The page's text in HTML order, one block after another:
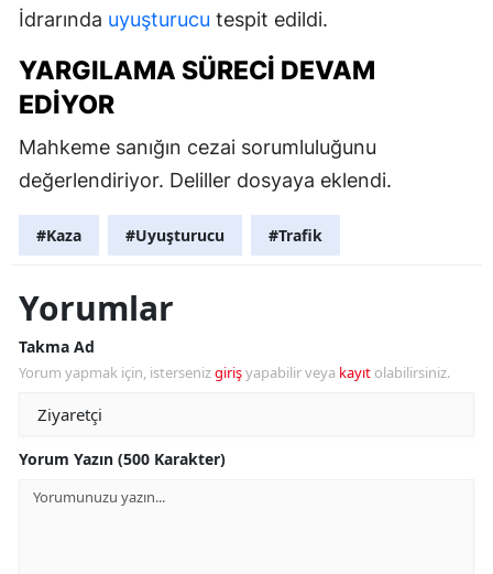
İdrarında uyuşturucu tespit edildi.
YARGILAMA SÜRECI DEVAM
EDIYOR
Mahkeme sanığın cezai sorumluluğunu
değerlendiriyor. Deliller dosyaya eklendi.
#Kaza #Uyuşturucu #Trafik
Yorumlar
Takma Ad
Yorum yapmak için, istersenizgirişyapabilir veya kayıt olabilirsiniz.
Yorum Yazın (500 Karakter)